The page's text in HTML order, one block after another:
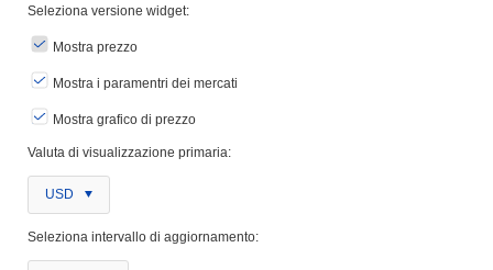
Seleziona versione widget:
Mostra prezzo
Mostra i paramentri dei mercati
Mostra grafico di prezzo
Valuta di visualizzazione primaria:
USD
Seleziona intervallo di aggiornamento: